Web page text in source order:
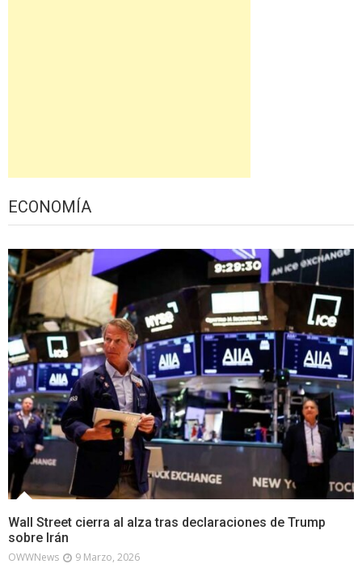
ECONOMÍA
Wall Street cierra al alza tras declaraciones de Trump
sobre Irán
OWWNews 9 Marzo, 2026